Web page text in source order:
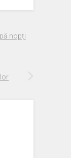
nopți